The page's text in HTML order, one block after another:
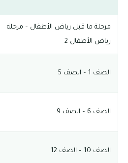
مرحلة ما قبل رياض الأطفال – مرحلة
رياض الأطفال 2
الصف 1 – الصف 5
الصف 6 – الصف 9
الصف 10 – الصف 12